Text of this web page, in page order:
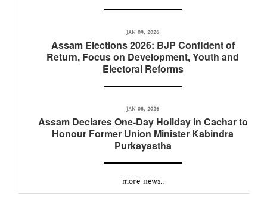
JAN 09, 2026
Assam Elections 2026: BJP Confident of
Return, Focus on Development, Youth and
Electoral Reforms
JAN 08, 2026
Assam Declares One-Day Holiday in Cachar to
Honour Former Union Minister Kabindra
Purkayastha
more news..